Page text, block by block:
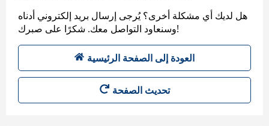
هل لديك أي مشكلة أخرى؟ يُرجى إرسال بريد إلكتروني أدناه
وسنعاود التواصل معك. شكرًا على صبرك!
العودة إلى الصفحة الرئيسية
تحديث الصفحة